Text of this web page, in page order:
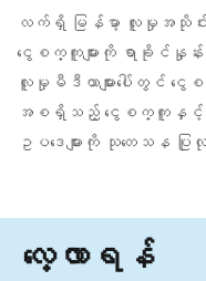
လက်ရှိ မြန်မာ့ လူမှုအသိုင်
ငွေစက္ကူများကို ရာခိုင်နှု
လူမှုမီဒီယာများပေါ်တွင် ငွေ
အစရှိသည့် ငွေစက္ကူနှင့် သ
ဥပဒေများကို သုတေသန ပြု
လေ့လာရန်